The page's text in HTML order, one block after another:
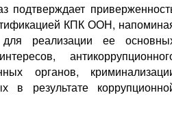
подтверждает
КПК ООН,
реализации ее
органов,
в результате